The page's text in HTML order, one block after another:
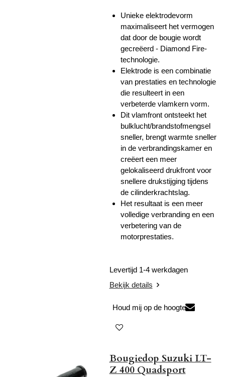
Unieke elektrodevorm
maximaliseert het vermogen
dat door de bougie wordt
gecreëerd - Diamond Fire-
technologie.
Elektrode is een combinatie
van prestaties en technologie
die resulteert in een
verbeterde vlamkern vorm.
Dit vlamfront ontsteekt het
bulklucht/brandstofmengsel
sneller, brengt warmte sneller
in de verbrandingskamer en
creëert een meer
gelokaliseerd drukfront voor
snellere drukstijging tijdens
de cilinderkrachtslag.
Het resultaat is een meer
volledige verbranding en een
verbetering van de
motorprestaties.
Levertijd 1-4 werkdagen
Bekijk details
Houd mij op de hoogte
Bougiedop Suzuki LT-
Z 400 Quadsport